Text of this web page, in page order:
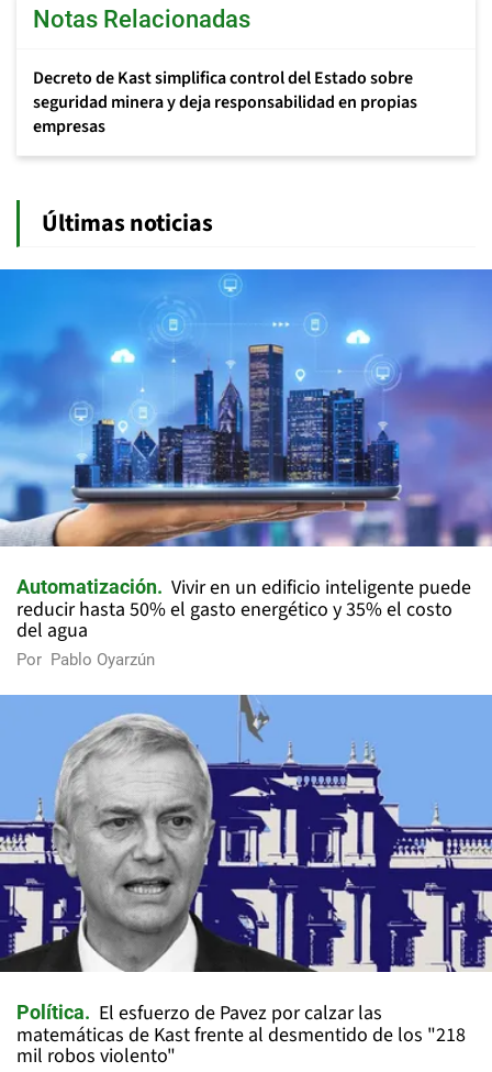
Notas Relacionadas
Decreto de Kast simplifica control del Estado sobre
seguridad minera y deja responsabilidad en propias
empresas
Últimas noticias
Automatización
Vivir en un edificio inteligente puede
reducir hasta 50% el gasto energético y 35% el costo
del agua
Por Pablo Oyarzún
Política
El esfuerzo de Pavez por calzar las
matemáticas de Kast frente al desmentido de los "218
mil robos violento"